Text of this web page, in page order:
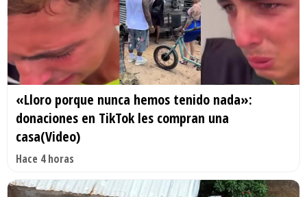
«Lloro porque nunca hemos tenido nada»:
donaciones en TikTok les compran una
casa(Video)
Hace 4 horas